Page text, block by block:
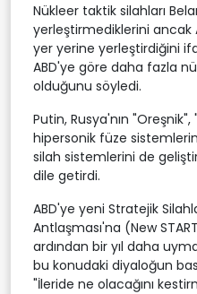
Nükleer taktik silahları
yerleştirmediklerini ancak
yer yerine yerleştirdiğini
ABD'ye göre daha fazla
olduğunu söyledi.
Putin, Rusya'nın
hipersonik füze
silah sistemlerini de
dile getirdi.
ABD'ye yeni Stratejik
Antlaşması'na (New
ardından bir yıl daha
bu konudaki diyaloğun
"İleride ne olacağını